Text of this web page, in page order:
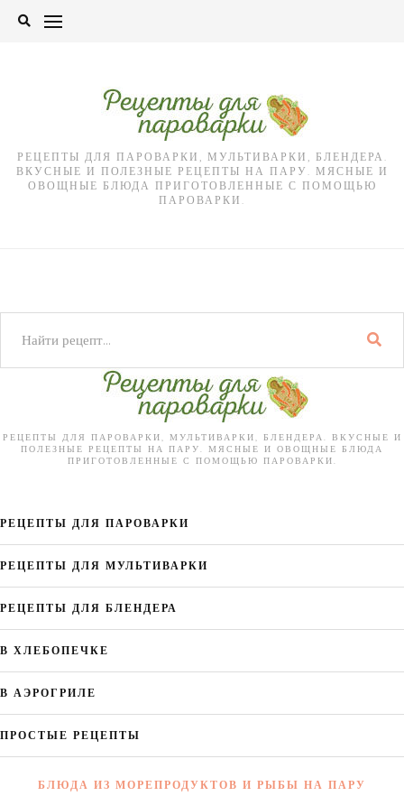
Skip
РЕЦЕПТЫ ДЛЯ ПАРОВАРКИ, МУЛЬТИВАРКИ, БЛЕНДЕРА.
ВКУСНЫЕ И ПОЛЕЗНЫЕ РЕЦЕПТЫ НА ПАРУ. МЯСНЫЕ И
ОВОЩНЫЕ БЛЮДА ПРИГОТОВЛЕННЫЕ С ПОМОЩЬЮ
ПАРОВАРКИ.
РЕЦЕПТЫ ДЛЯ ПАРОВАРКИ, МУЛЬТИВАРКИ, БЛЕНДЕРА. ВКУСНЫЕ И
ПОЛЕЗНЫЕ РЕЦЕПТЫ НА ПАРУ. МЯСНЫЕ И ОВОЩНЫЕ БЛЮДА
ПРИГОТОВЛЕННЫЕ С ПОМОЩЬЮ ПАРОВАРКИ.
РЕЦЕПТЫ ДЛЯ ПАРОВАРКИ
РЕЦЕПТЫ ДЛЯ МУЛЬТИВАРКИ
РЕЦЕПТЫ ДЛЯ БЛЕНДЕРА
В ХЛЕБОПЕЧКЕ
В АЭРОГРИЛЕ
ПРОСТЫЕ РЕЦЕПТЫ
БЛЮДА ИЗ МОРЕПРОДУКТОВ И РЫБЫ НА ПАРУ